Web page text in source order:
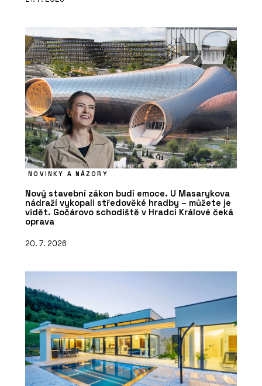
NOVINKY A NÁZORY
Nový stavební zákon budí emoce. U Masarykova
nádraží vykopali středověké hradby – můžete je
vidět. Gočárovo schodiště v Hradci Králové čeká
oprava
20. 7. 2026